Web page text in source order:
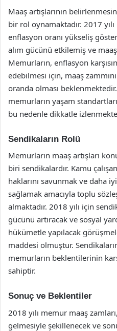
Maaş artışlarının
bir rol oynamaktadır. 2017
enflasyon oranı yükseliş
alım gücünü etkilemiş ve
Memurların, enflasyon
edebilmesi için, maaş
oranda olması
memurların yaşam
bu nedenle dikkatle
Sendikaların Rolü
Memurların maaş artışları
biri sendikalardır. Kamu
haklarını savunmak ve daha
sağlamak amacıyla toplu
almaktadır. 2018 yılı için
gücünü artıracak ve sosyal
hükümetle yapılacak
maddesi olmuştur.
memurların beklentilerinin
sahiptir.
Sonuç ve Beklentiler
2018 yılı memur maaş
gelmesiyle şekillenecek ve